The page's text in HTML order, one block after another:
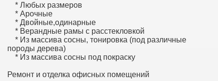
* Любых размеров
* Арочные
* Двойные,одинарные
* Верандные рамы с расстекловкой
* Из массива сосны, тонировка (под различные
породы дерева)
* Из массива сосны под покраску
Ремонт и отделка офисных помещений